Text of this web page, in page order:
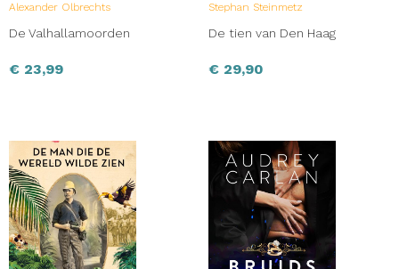
Alexander Olbrechts
De Valhallamoorden
€ 23,99
Stephan Steinmetz
De tien van Den Haag
€ 29,90